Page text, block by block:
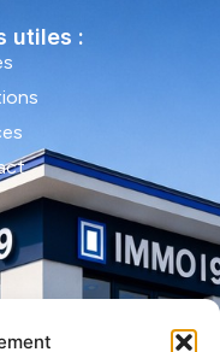
utiles :